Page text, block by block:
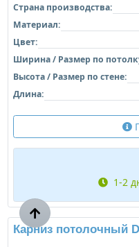
Страна производства:
Материал:
Цвет:
Ширина / Размер по
Высота / Размер по стене:
Длина:
1-2
Карниз потолочный